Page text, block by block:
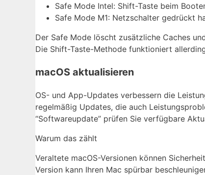
Safe Mode Intel: Shift-Taste beim
Safe Mode M1: Netzschalter gedrückt
Der Safe Mode löscht zusätzliche Caches
Die Shift-Taste-Methode funktioniert
macOS aktualisieren
OS- und App-Updates verbessern die
regelmäßig Updates, die auch
“Softwareupdate” prüfen Sie verfügbare
Warum das zählt
Veraltete macOS-Versionen können
Version kann Ihren Mac spürbar